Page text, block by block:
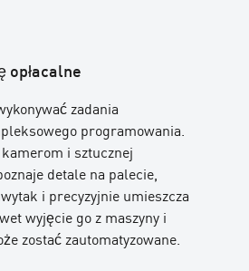
opłacalne
zadania
programowania.
i sztucznej
detale na palecie,
i precyzyjnie umieszcza
wyjęcie go z maszyny i
zostać zautomatyzowane.